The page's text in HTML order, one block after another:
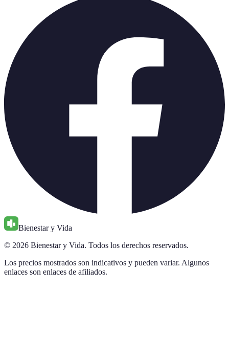
Bienestar y Vida
© 2026 Bienestar y Vida. Todos los derechos reservados.
Los precios mostrados son indicativos y pueden variar. Algunos
enlaces son enlaces de afiliados.